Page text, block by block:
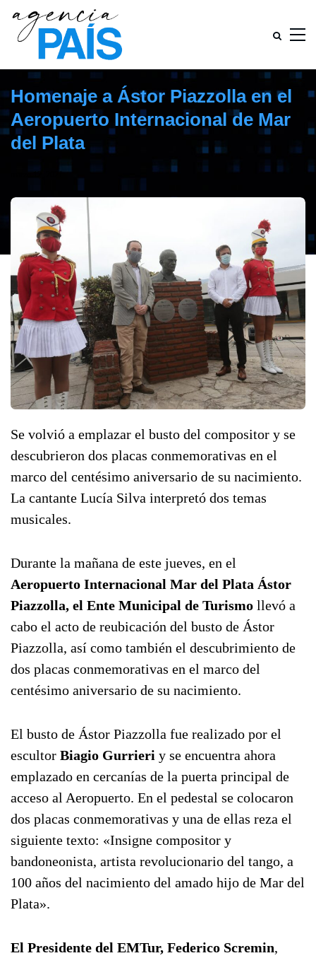
Homenaje a Ástor Piazzolla en el
Aeropuerto Internacional de Mar
del Plata
Se volvió a emplazar el busto del compositor y se
descubrieron dos placas conmemorativas en el
marco del centésimo aniversario de su nacimiento.
La cantante Lucía Silva interpretó dos temas
musicales.
Durante la mañana de este jueves, en el
Aeropuerto Internacional Mar del Plata Ástor
Piazzolla, el Ente Municipal de Turismo llevó a
cabo el acto de reubicación del busto de Ástor
Piazzolla, así como también el descubrimiento de
dos placas conmemorativas en el marco del
centésimo aniversario de su nacimiento.
El busto de Ástor Piazzolla fue realizado por el
escultor Biagio Gurrieri y se encuentra ahora
emplazado en cercanías de la puerta principal de
acceso al Aeropuerto. En el pedestal se colocaron
dos placas conmemorativas y una de ellas reza el
siguiente texto: «Insigne compositor y
bandoneonista, artista revolucionario del tango, a
100 años del nacimiento del amado hijo de Mar del
Plata».
El Presidente del EMTur, Federico Scremin,